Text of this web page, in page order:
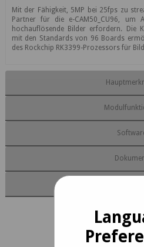
Mit der Fähigkeit, 5MP bei 25fps zu
Partner für die e-CAM50_CU96, um
hochauflösende Bilder erfordern. Die
mit den Standards von 96 Boards
des Rockchip RK3399-Prozessors für
e-